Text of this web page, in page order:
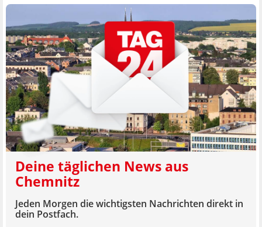
Deine täglichen News aus
Chemnitz
Jeden Morgen die wichtigsten Nachrichten direkt in
dein Postfach.